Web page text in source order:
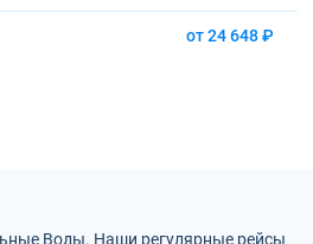
от 24 648 ₽
Воды. Наши регулярные рейсы